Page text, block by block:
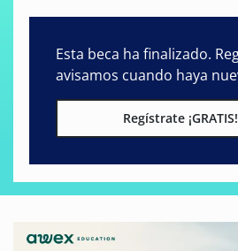
Esta beca ha finalizado.
avisamos cuando haya
Regístrate ¡GRATIS!